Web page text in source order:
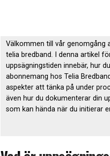
Välkommen till vår genomgång
telia bredband. I denna artikel
uppsägningstiden innebär, hur
abonnemang hos Telia
aspekter att tänka på under
även hur du dokumenterar din
som kan hända när du initierar